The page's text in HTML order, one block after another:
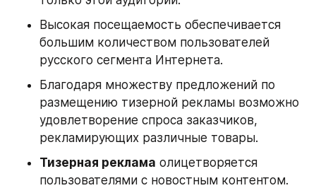
Высокая посещаемость обеспечивается
большим количеством пользователей
русского сегмента Интернета.
Благодаря множеству предложений по
размещению тизерной рекламы возможно
удовлетворение спроса заказчиков,
рекламирующих различные товары.
Тизерная реклама олицетворяется
пользователями с новостным контентом.